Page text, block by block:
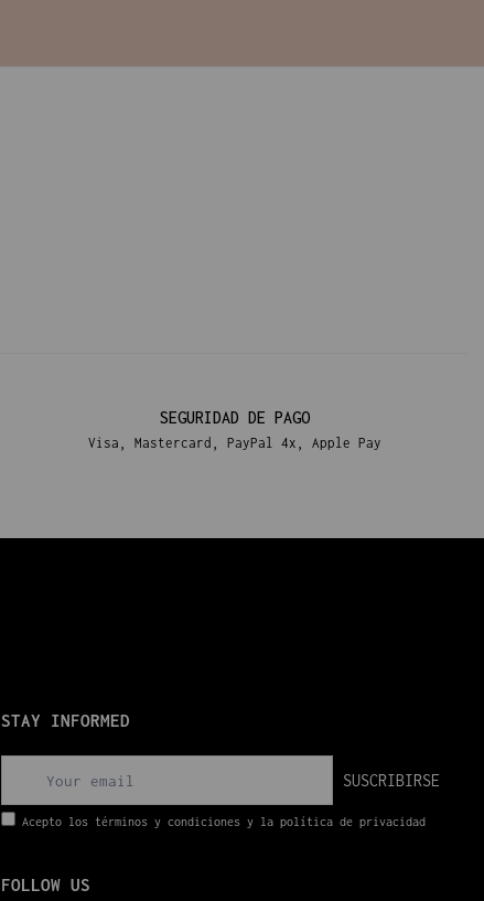
SEGURIDAD DE PAGO
Visa, Mastercard, PayPal 4x, Apple Pay
STAY INFORMED
SUSCRIBIRSE
Acepto los términos y condiciones y la política de privacidad
FOLLOW US